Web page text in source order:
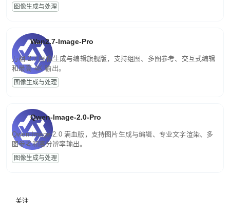
图像生成与处理
Wan2.7-Image-Pro
万相 2.7 图像生成与编辑旗舰版，支持组图、多图参考、交互式编辑
和最高 4K 输出。
图像生成与处理
Qwen-Image-2.0-Pro
Qwen-Image-2.0 满血版，支持图片生成与编辑、专业文字渲染、多
图参考和高分辨率输出。
图像生成与处理
关注